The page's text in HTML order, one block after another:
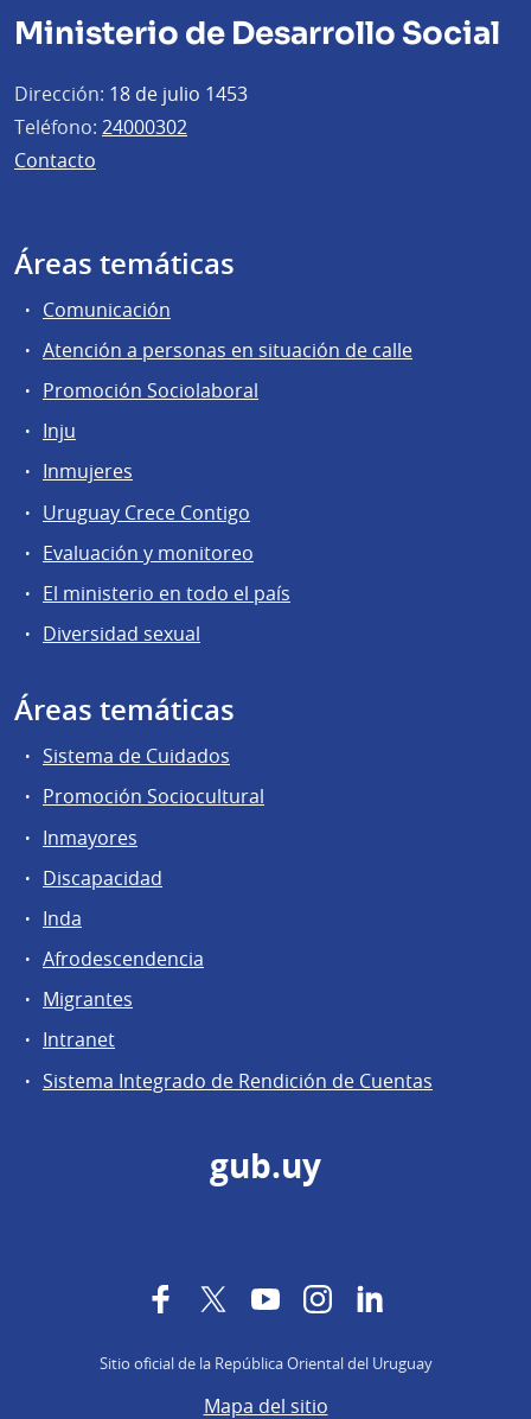
Ministerio de Desarrollo Social
Dirección: 18 de julio 1453
Teléfono: 24000302
Contacto
Áreas temáticas
Comunicación
Atención a personas en situación de calle
Promoción Sociolaboral
Inju
Inmujeres
Uruguay Crece Contigo
Evaluación y monitoreo
El ministerio en todo el país
Diversidad sexual
Áreas temáticas
Sistema de Cuidados
Promoción Sociocultural
Inmayores
Discapacidad
Inda
Afrodescendencia
Migrantes
Intranet
Sistema Integrado de Rendición de Cuentas
gub.uy
FacebookTwitterYouTubeInstagram
Sitio oficial de la República Oriental del Uruguay
Mapa del sitio